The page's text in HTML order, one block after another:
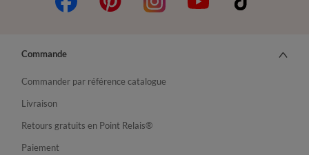
Commande
Commander par référence catalogue
Livraison
Retours gratuits en Point Relais®
Paiement